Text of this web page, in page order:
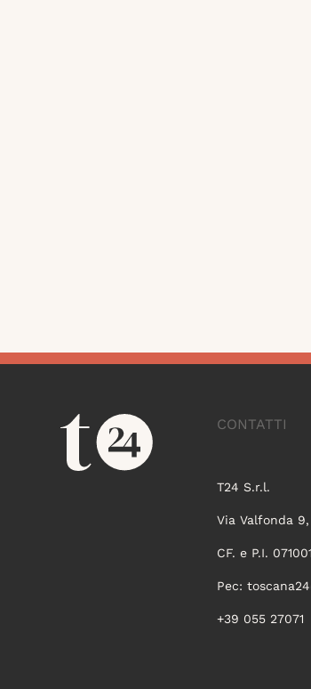
CONTATTI
T24 S.r.l.
Via Valfonda
CF. e P.I.
Pec:
+39 055 27071